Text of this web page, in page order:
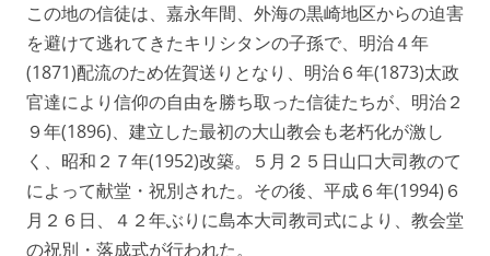
この地の信徒は、嘉永年間、外海の黒崎地区からの迫害
を避けて逃れてきたキリシタンの子孫で、明治４年
(1871)配流のため佐賀送りとなり、明治６年(1873)太政
官達により信仰の自由を勝ち取った信徒たちが、明治２
９年(1896)、建立した最初の大山教会も老朽化が激し
く、昭和２７年(1952)改築。５月２５日山口大司教のて
によって献堂・祝別された。その後、平成６年(1994)６
月２６日、４２年ぶりに島本大司教司式により、教会堂
の祝別・落成式が行われた。